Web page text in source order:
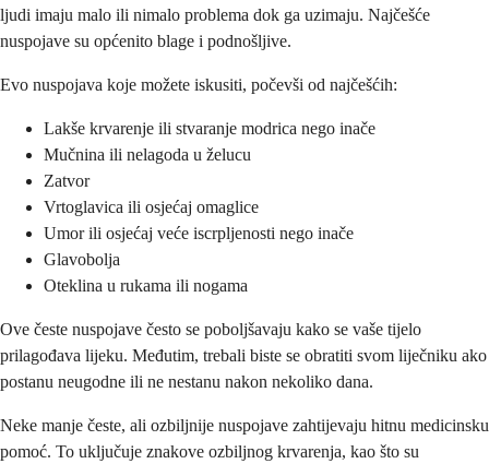
ljudi imaju malo ili nimalo problema dok ga uzimaju. Najčešće
nuspojave su općenito blage i podnošljive.
Evo nuspojava koje možete iskusiti, počevši od najčešćih:
Lakše krvarenje ili stvaranje modrica nego inače
Mučnina ili nelagoda u želucu
Zatvor
Vrtoglavica ili osjećaj omaglice
Umor ili osjećaj veće iscrpljenosti nego inače
Glavobolja
Oteklina u rukama ili nogama
Ove česte nuspojave često se poboljšavaju kako se vaše tijelo
prilagođava lijeku. Međutim, trebali biste se obratiti svom liječniku ako
postanu neugodne ili ne nestanu nakon nekoliko dana.
Neke manje česte, ali ozbiljnije nuspojave zahtijevaju hitnu medicinsku
pomoć. To uključuje znakove ozbiljnog krvarenja, kao što su